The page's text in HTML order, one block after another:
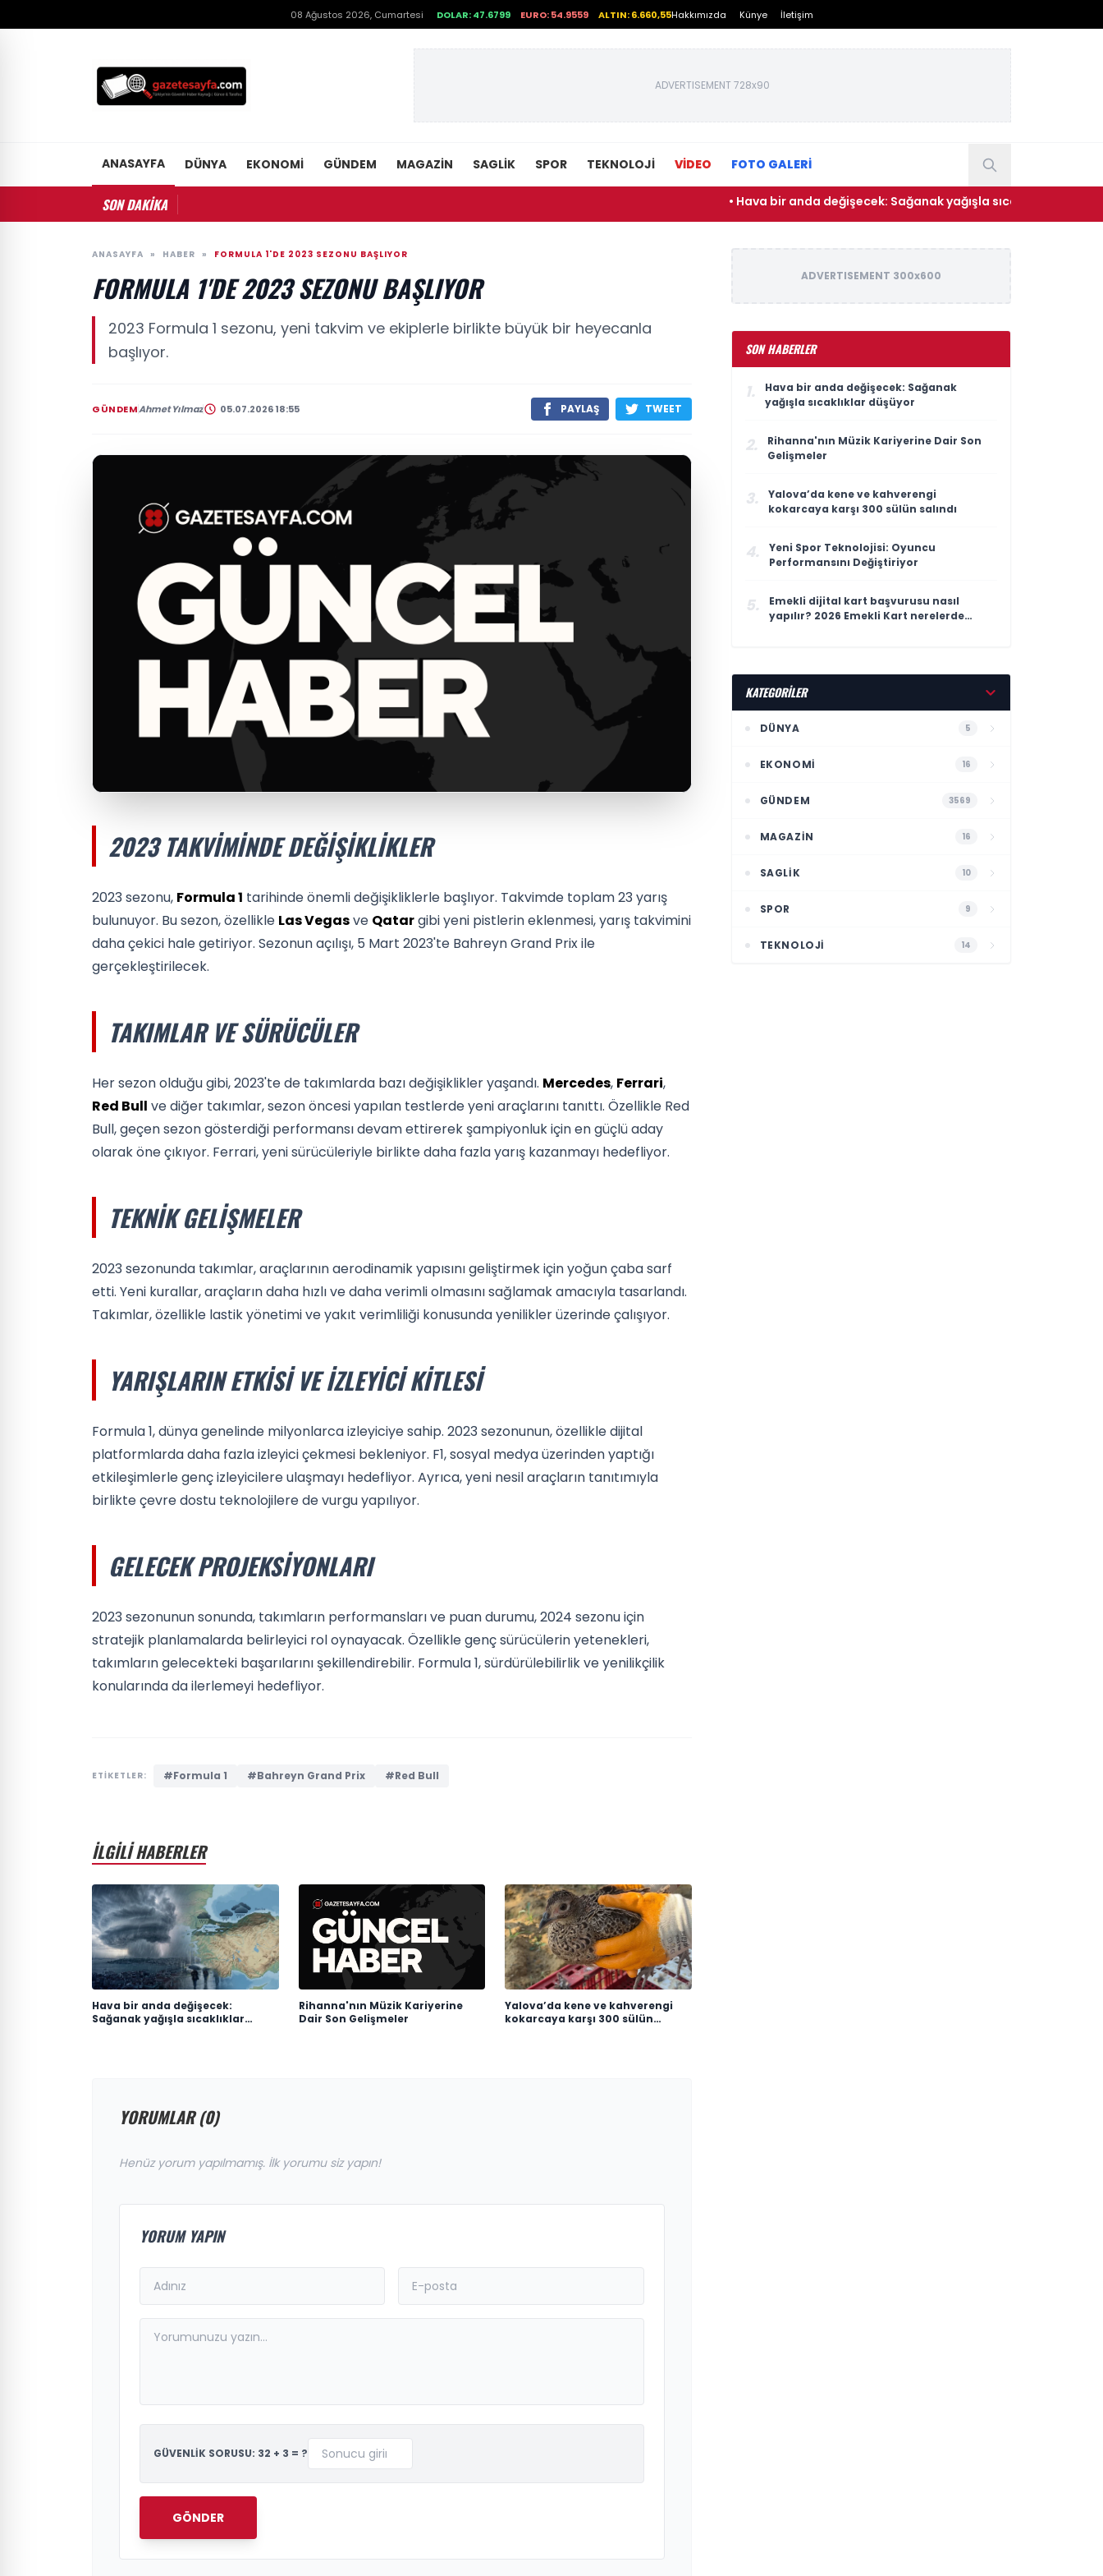
08 Ağustos 2026, Cumartesi DOLAR: 47.6799 EURO: 54.9559 ALTIN: 6.660,55Hakkımızda Künye İletişim
ADVERTISEMENT 728x90
ANASAYFA DÜNYA EKONOMI GÜNDEM MAGAZIN SAGLIK SPOR TEKNOLOJI VİDEO FOTO GALERİ
SON DAKİKA • Hava bir anda değişecek: Sağanak yağışla sıcaklıklar düşüyor
ANASAYFA » HABER » FORMULA 1'DE 2023 SEZONU BAŞLIYOR
FORMULA 1'DE 2023 SEZONU BAŞLIYOR
2023 Formula 1 sezonu, yeni takvim ve ekiplerle birlikte büyük bir heyecanla
başlıyor.
GÜNDEMAhmet Yılmaz 05.07.2026 18:55 PAYLAŞ TWEET
2023 TAKVIMINDE DEĞIŞIKLIKLER
2023 sezonu, Formula 1 tarihinde önemli değişikliklerle başlıyor. Takvimde toplam 23 yarış
bulunuyor. Bu sezon, özellikle Las Vegasve Qatargibi yeni pistlerin eklenmesi, yarış takvimini
daha çekici hale getiriyor. Sezonun açılışı, 5 Mart 2023'te Bahreyn Grand Prix ile
gerçekleştirilecek.
TAKIMLAR VE SÜRÜCÜLER
Her sezon olduğu gibi, 2023'te de takımlarda bazı değişiklikler yaşandı. Mercedes, Ferrari,
Red Bull ve diğer takımlar, sezon öncesi yapılan testlerde yeni araçlarını tanıttı. Özellikle Red
Bull, geçen sezon gösterdiği performansı devam ettirerek şampiyonluk için en güçlü aday
olarak öne çıkıyor. Ferrari, yeni sürücüleriyle birlikte daha fazla yarış kazanmayı hedefliyor.
TEKNIK GELIŞMELER
2023 sezonunda takımlar, araçlarının aerodinamik yapısını geliştirmek için yoğun çaba sarf
etti. Yeni kurallar, araçların daha hızlı ve daha verimli olmasını sağlamak amacıyla tasarlandı.
Takımlar, özellikle lastik yönetimi ve yakıt verimliliği konusunda yenilikler üzerinde çalışıyor.
YARIŞLARIN ETKISI VE İZLEYICI KITLESI
Formula 1, dünya genelinde milyonlarca izleyiciye sahip. 2023 sezonunun, özellikle dijital
platformlarda daha fazla izleyici çekmesi bekleniyor. F1, sosyal medya üzerinden yaptığı
etkileşimlerle genç izleyicilere ulaşmayı hedefliyor. Ayrıca, yeni nesil araçların tanıtımıyla
birlikte çevre dostu teknolojilere de vurgu yapılıyor.
GELECEK PROJEKSIYONLARI
2023 sezonunun sonunda, takımların performansları ve puan durumu, 2024 sezonu için
stratejik planlamalarda belirleyici rol oynayacak. Özellikle genç sürücülerin yetenekleri,
takımların gelecekteki başarılarını şekillendirebilir. Formula 1, sürdürülebilirlik ve yenilikçilik
konularında da ilerlemeyi hedefliyor.
ETİKETLER: #Formula 1 #Bahreyn Grand Prix #Red Bull
İLGİLİ HABERLER
Hava bir anda değişecek:
Sağanak yağışla sıcaklıklar
Rihanna'nın Müzik Kariyerine
Dair Son Gelişmeler
Yalova’da kene ve kahverengi
kokarcaya karşı 300 sülün
YORUMLAR (0)
Henüz yorum yapılmamış. İlk yorumu siz yapın!
YORUM YAPIN
GÜVENLİK SORUSU: 32 + 3 = ?
GÖNDER
ADVERTISEMENT 300x600
SON HABERLER
1.
Hava bir anda değişecek: Sağanak
yağışla sıcaklıklar düşüyor
2.
Rihanna'nın Müzik Kariyerine Dair Son
Gelişmeler
3.
Yalova’da kene ve kahverengi
kokarcaya karşı 300 sülün salındı
4.
Yeni Spor Teknolojisi: Oyuncu
Performansını Değiştiriyor
5.
Emekli dijital kart başvurusu nasıl
yapılır? 2026 Emekli Kart nerelerde
KATEGORİLER
DÜNYA 5
EKONOMI 16
GÜNDEM 3569
MAGAZIN 16
SAGLIK 10
SPOR 9
TEKNOLOJI 14